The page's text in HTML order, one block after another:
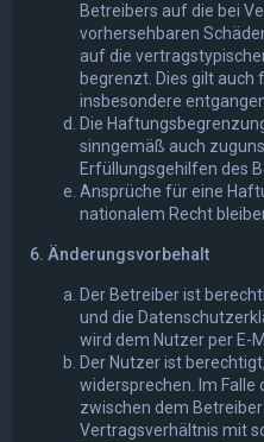
Betreibers auf die bei
vorhersehbaren
auf die
begrenzt. Dies gilt
insbesondere
Die
sinngemäß auch
Erfüllungsgehilfen des
Ansprüche für eine
nationalem Recht
6. Änderungsvorbehalt
Der Betreiber ist
und die
wird dem Nutzer per E-
Der Nutzer ist
widersprechen. Im Falle
zwischen dem
Vertragsverhältnis mit